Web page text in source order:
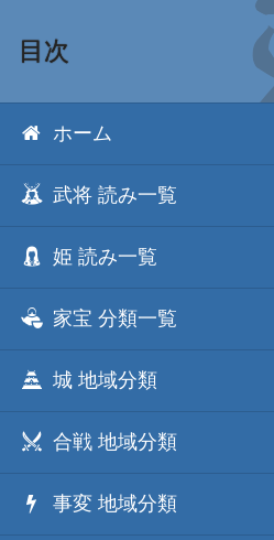
目次
ホーム
武将 読み一覧
姫 読み一覧
家宝 分類一覧
城 地域分類
合戦 地域分類
事変 地域分類